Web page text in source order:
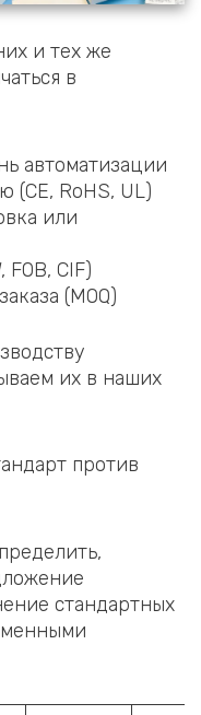
и тех же
в
автоматизации
(CE, RoHS, UL)
или
FOB, CIF)
(MOQ)
их в наших
против
стандартных